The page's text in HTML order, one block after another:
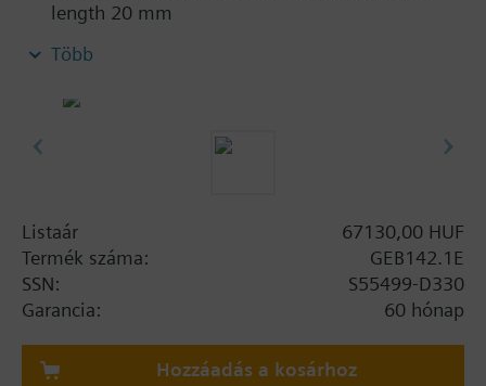
length 20 mm
mechanical limit stop
With housing made of die-cast aluminium and
Több
Listaár
67130,00 HUF
Termék száma:
GEB142.1E
SSN:
S55499-D330
Garancia:
60 hónap
Hozzáadás a kosárhoz